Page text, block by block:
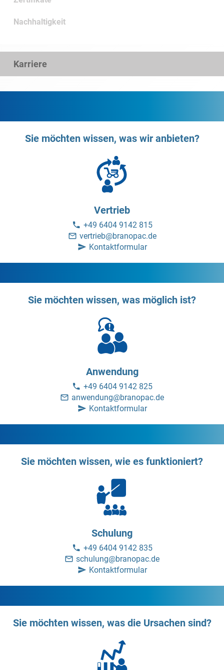
Nachhaltigkeit
Karriere
Sie möchten wissen, was wir anbieten?
Vertrieb
+49 6404 9142 815
vertrieb@branopac.de
Kontaktformular
Sie möchten wissen, was möglich ist?
Anwendung
+49 6404 9142 825
anwendung@branopac.de
Kontaktformular
Sie möchten wissen, wie es funktioniert?
Schulung
+49 6404 9142 835
schulung@branopac.de
Kontaktformular
Sie möchten wissen, was die Ursachen sind?